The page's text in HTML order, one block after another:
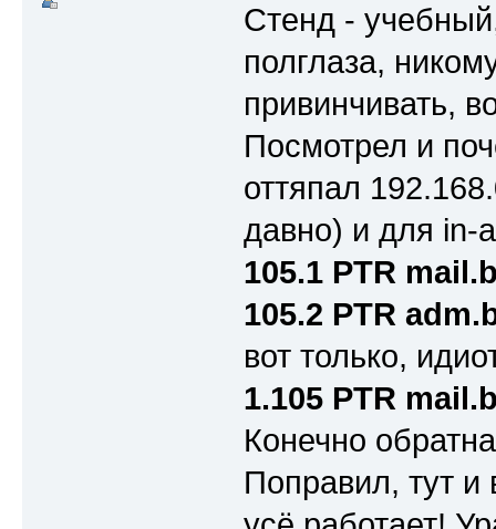
Стенд -
полглаза,
привинчивать,
Посмотрел и
оттяпал
давно) и для in-
105.1 PTR
105.2 PTR
вот только,
1.105 PTR
Конечно
Поправил, тут